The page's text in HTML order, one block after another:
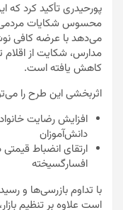
پورحیدری تأکید کرد
محسوس شکایات مردمی»
می‌دهد با عرضه کافی
کاهش یافته است.
اثربخشی این طرح را
افزایش رضایت
دانش‌آموزان
ارتقای انضباط قیمتی
افسارگسیخته
با تداوم بازرسی‌ها و
است علاوه بر تنظیم